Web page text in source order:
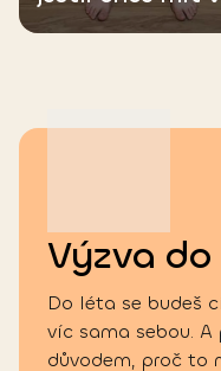
Výzva
Do léta se budeš
víc sama sebou.
důvodem, proč to